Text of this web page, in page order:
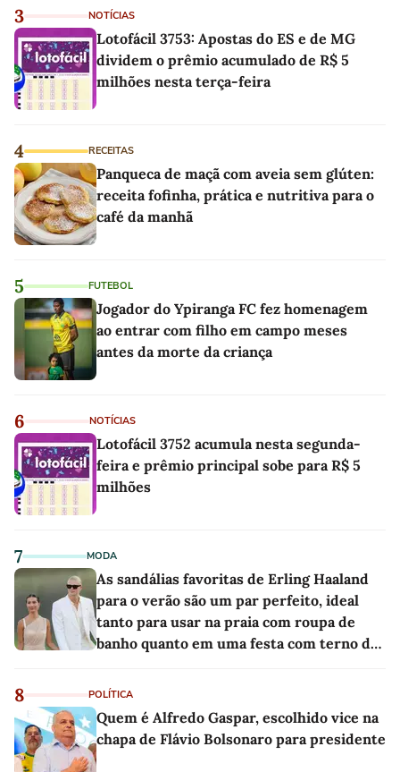
3 NOTÍCIAS
Lotofácil 3753: Apostas do ES e de MG
dividem o prêmio acumulado de R$ 5
milhões nesta terça-feira
4 RECEITAS
Panqueca de maçã com aveia sem glúten:
receita fofinha, prática e nutritiva para o
café da manhã
5 FUTEBOL
Jogador do Ypiranga FC fez homenagem
ao entrar com filho em campo meses
antes da morte da criança
6 NOTÍCIAS
Lotofácil 3752 acumula nesta segunda-
feira e prêmio principal sobe para R$ 5
milhões
7 MODA
As sandálias favoritas de Erling Haaland
para o verão são um par perfeito, ideal
tanto para usar na praia com roupa de
banho quanto em uma festa com terno de
8 POLÍTICA
Quem é Alfredo Gaspar, escolhido vice na
chapa de Flávio Bolsonaro para presidente